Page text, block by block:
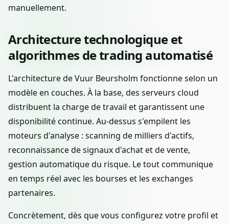
manuellement.
Architecture technologique et
algorithmes de trading automatisé
L'architecture de Vuur Beursholm fonctionne selon un
modèle en couches. À la base, des serveurs cloud
distribuent la charge de travail et garantissent une
disponibilité continue. Au-dessus s'empilent les
moteurs d'analyse : scanning de milliers d'actifs,
reconnaissance de signaux d'achat et de vente,
gestion automatique du risque. Le tout communique
en temps réel avec les bourses et les exchanges
partenaires.
Concrètement, dès que vous configurez votre profil et